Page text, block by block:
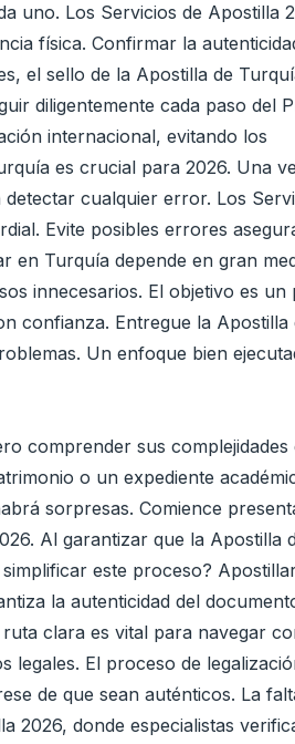
uno. Los Servicios de Apostilla
física. Confirmar la
el sello de la Apostilla de
diligentemente cada paso del
internacional, evitando los
es crucial para 2026. Una
cualquier error. Los
Evite posibles errores
en Turquía depende en gran
innecesarios. El objetivo es un
confianza. Entregue la Apostilla
Un enfoque bien
comprender sus complejidades
o un expediente
sorpresas. Comience
Al garantizar que la Apostilla
este proceso?
la autenticidad del
clara es vital para navegar
legales. El proceso de
de que sean auténticos. La
2026, donde especialistas